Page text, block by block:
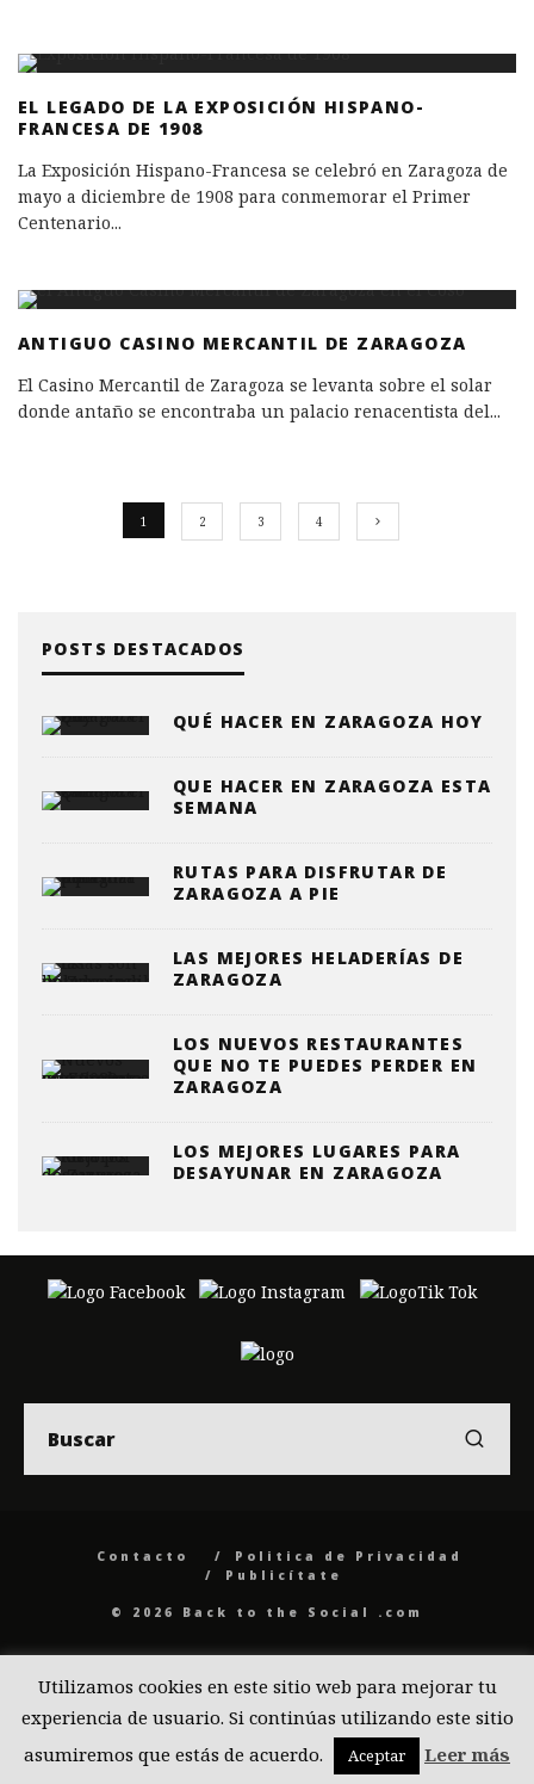
EL LEGADO DE LA EXPOSICIÓN HISPANO-
FRANCESA DE 1908
La Exposición Hispano-Francesa se celebró en Zaragoza de
mayo a diciembre de 1908 para conmemorar el Primer
Centenario...
ANTIGUO CASINO MERCANTIL DE ZARAGOZA
El Casino Mercantil de Zaragoza se levanta sobre el solar
donde antaño se encontraba un palacio renacentista del...
1 2 3 4
POSTS DESTACADOS
QUÉ HACER EN ZARAGOZA HOY
QUE HACER EN ZARAGOZA ESTA
SEMANA
RUTAS PARA DISFRUTAR DE
ZARAGOZA A PIE
LAS MEJORES HELADERÍAS DE
ZARAGOZA
LOS NUEVOS RESTAURANTES
QUE NO TE PUEDES PERDER EN
ZARAGOZA
LOS MEJORES LUGARES PARA
DESAYUNAR EN ZARAGOZA
Contacto
Politica de Privacidad
Publicítate
© 2026 Back to the Social .com
Utilizamos cookies en este sitio web para mejorar tu
experiencia de usuario. Si continúas utilizando este sitio
asumiremos que estás de acuerdo.
Aceptar Leer más